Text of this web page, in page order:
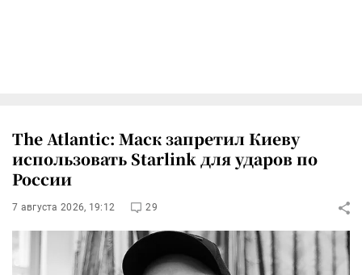
The Atlantic: Маск запретил Киеву
использовать Starlink для ударов по
России
7 августа 2026, 19:12 29